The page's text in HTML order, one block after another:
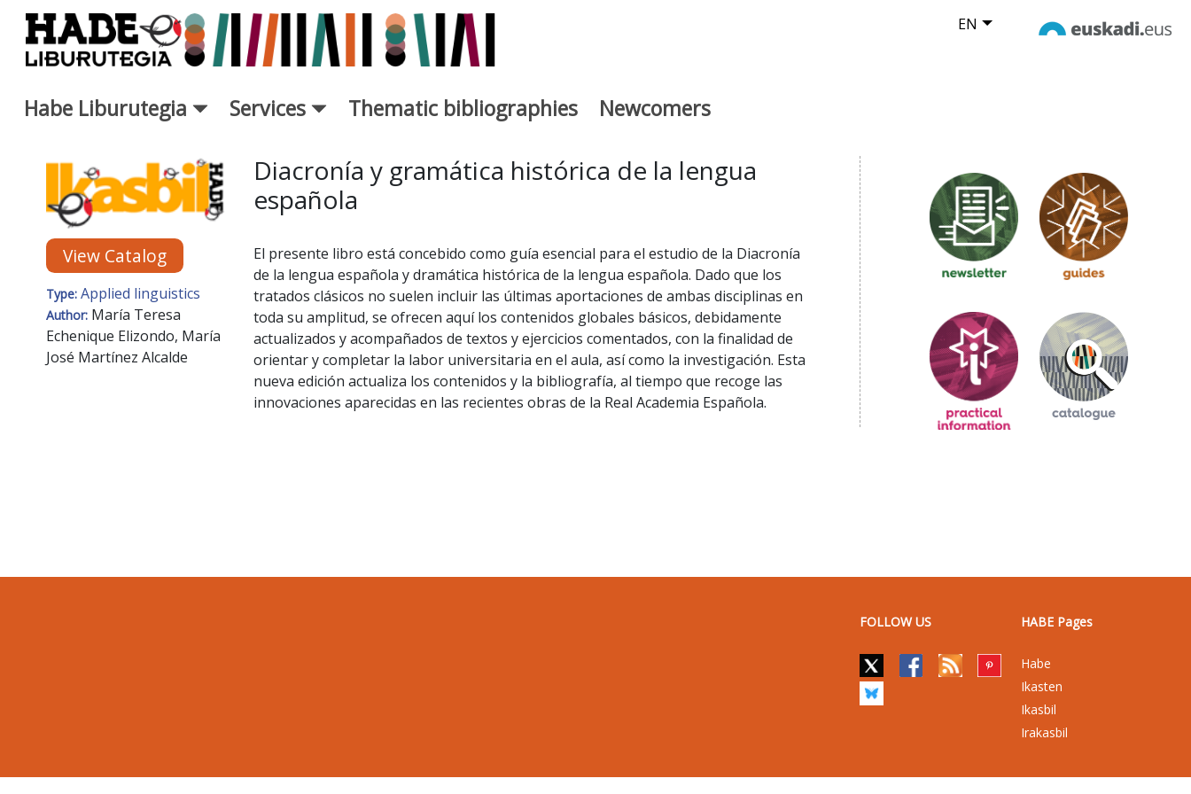
Skip to Main Content EN
Habe Liburutegia Services Thematic bibliographies Newcomers
New Books Card - Liburutegia
View Catalog
Type: Applied linguistics
Author: María Teresa
Echenique Elizondo, María
José Martínez Alcalde
Diacronía y gramática histórica de la lengua
española
El presente libro está concebido como guía esencial para el estudio de la Diacronía
de la lengua española y dramática histórica de la lengua española. Dado que los
tratados clásicos no suelen incluir las últimas aportaciones de ambas disciplinas en
toda su amplitud, se ofrecen aquí los contenidos globales básicos, debidamente
actualizados y acompañados de textos y ejercicios comentados, con la finalidad de
orientar y completar la labor universitaria en el aula, así como la investigación. Esta
nueva edición actualiza los contenidos y la bibliografía, al tiempo que recoge las
innovaciones aparecidas en las recientes obras de la Real Academia Española.
FOLLOW US HABE Pages
Habe
Ikasten
Ikasbil
Irakasbil